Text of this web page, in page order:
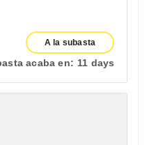
A la subasta
acaba en: 11 days